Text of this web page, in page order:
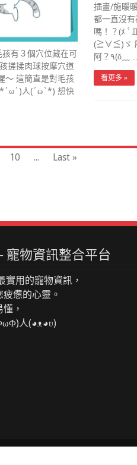
插畫/施暖
都一直沒
嗎！？(ﾒ ﾟ
(≧∀≦)ゞ 所
阿？٩(ŏ﹏ …
看更多 »
有３個穴位藏在可
搓揉肉球按摩穴道
～ 這簡直是對毛孩
人(´ω`*) 想快
10 ... Last »
寵物資訊整合平台
實用的寵物資訊，
憊的心靈。
，
人(◕ᴥ◕ʋ)